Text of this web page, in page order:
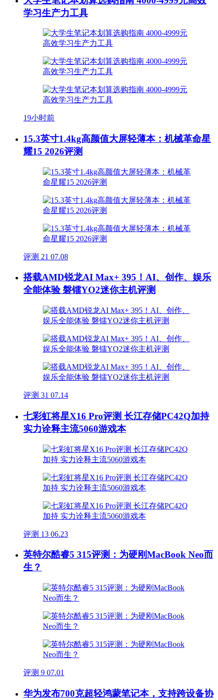
学习生产力工具
19小时前
15.3英寸1.4kg高颜值大屏轻薄本：机械革命星
耀15 2026评测
评测 21 07.08
搭载AMD锐龙AI Max+ 395！AI、创作、娱乐
全能体验 磐镭YO2迷你主机评测
评测 31 07.14
七彩虹将星X16 Pro评测 长江存储PC42Q加持
实力诠释主流5060游戏本
评测 13 06.23
英特尔酷睿5 315评测：为硬刚MacBook Neo而
生？
评测 9 07.01
华为发布700克超轻鸿蒙笔记本，支持跨设备协